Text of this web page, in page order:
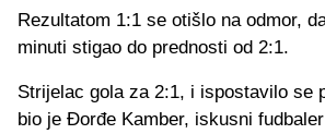
Rezultatom 1:1 se otišlo na odmor,
minuti stigao do prednosti od 2:1.
Strijelac gola za 2:1, i ispostavilo se
bio je Đorđe Kamber, iskusni